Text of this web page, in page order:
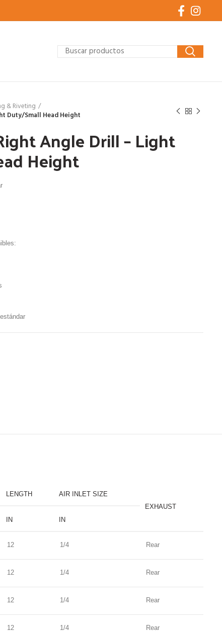
& Riveting
Duty/Small Head Height
Angle Drill – Light
Height
LENGTH
AIR INLET SIZE
EXHAUST
IN IN
12 1/4 Rear
12 1/4 Rear
12 1/4 Rear
12 1/4 Rear